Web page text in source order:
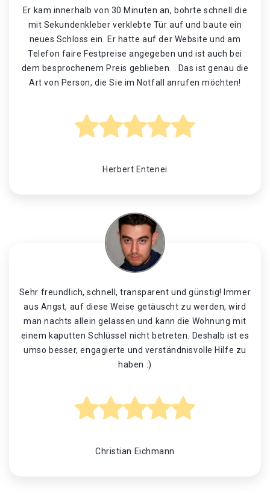
Er kam innerhalb von 30 Minuten an, bohrte schnell die
mit Sekundenkleber verklebte Tür auf und baute ein
neues Schloss ein. Er hatte auf der Website und am
Telefon faire Festpreise angegeben und ist auch bei
dem besprochenem Preis geblieben. . Das ist genau die
Art von Person, die Sie im Notfall anrufen möchten!
Herbert Entenei
Sehr freundlich, schnell, transparent und günstig! Immer
aus Angst, auf diese Weise getäuscht zu werden, wird
man nachts allein gelassen und kann die Wohnung mit
einem kaputten Schlüssel nicht betreten. Deshalb ist es
umso besser, engagierte und verständnisvolle Hilfe zu
haben :)
Christian Eichmann